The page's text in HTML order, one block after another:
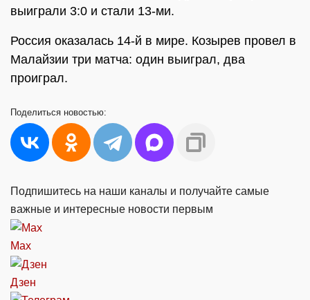
выиграли 3:0 и стали 13-ми.
Россия оказалась 14-й в мире. Козырев провел в
Малайзии три матча: один выиграл, два
проиграл.
Поделиться новостью:
Подпишитесь на наши каналы и получайте самые
важные и интересные новости первым
Max
Дзен